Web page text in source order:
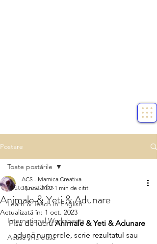
Postare
Toate postările
Learn & Teach in English
International Worksheets
Acasă și la clasă
Toate postările
Animale & Yeti & Adunare
ACS - Mamica Creativa
18 nov. 2022 1 min de citit
Actualizată în: 1 oct. 2023
Fisa de lucru Animale & Yeti & Adunare
- adună numerele, scrie rezultatul sau